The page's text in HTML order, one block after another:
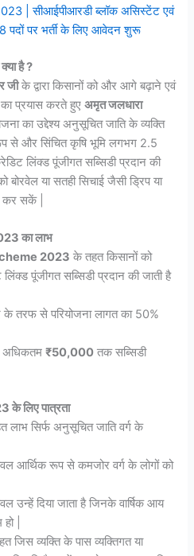
| सीआईपीआरडी ब्लॉक असिस्टेंट एवं
पर भर्ती के लिए आवेदन शुरू
है ?
जीके द्वारा किसानों को और आगे बढ़ाने एवं
का प्रयास करते हुएअमृत जलधारा
का उद्देश्य अनुसूचित जाति के व्यक्ति
से और सिंचित कृषि भूमि लगभग 2.5
लिंक्ड पूंजीगत सब्सिडी प्रदान की
या सतही सिचाई जैसी ड्रिप या
कर सकें |
का लाभ
2023 के तहत किसानों को
पूंजीगत सब्सिडी प्रदान की जाती है
तरफ से परियोजना लागत का 50%
अधिकतम₹50,000 तक सब्सिडी
लिए पात्रता
लाभ सिर्फ अनुसूचित जाति वर्ग के
आर्थिक रूप से कमजोर वर्ग के लोगों को
उन्हें दिया जाता है जिनके वार्षिक आय
|
जिस व्यक्ति के पास व्यक्तिगत या